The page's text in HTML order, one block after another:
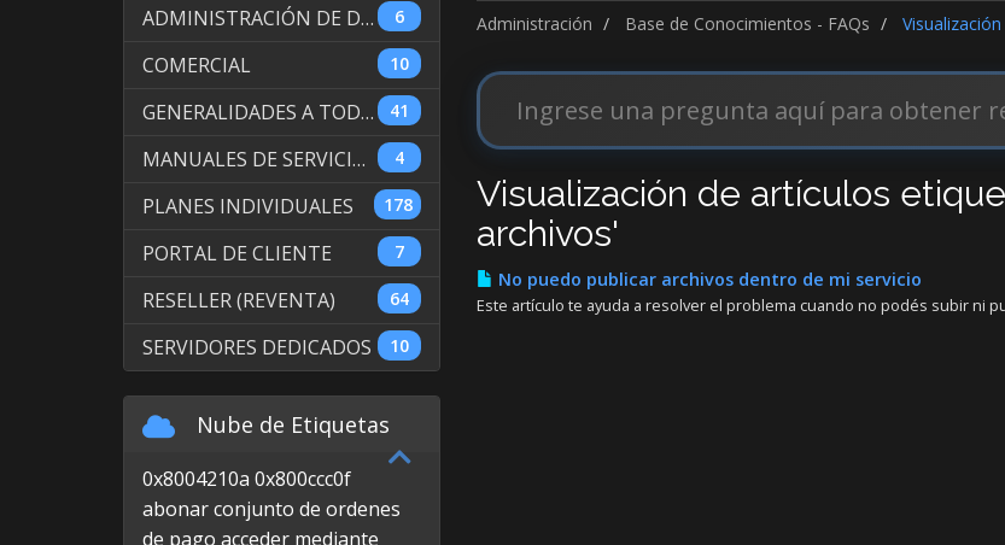
Administración Base de Conocimientos - FAQs
6
ADMINISTRACIÓN DE DOMINIOS INTERNACIONALES
10
COMERCIAL
41
GENERALIDADES A TODOS LOS SERVICIOS
4
MANUALES DE SERVICIO DE WEB HOSTING
178
PLANES INDIVIDUALES
7
PORTAL DE CLIENTE
64
RESELLER (REVENTA)
10
SERVIDORES DEDICADOS
Visualización de artículos
archivos'
No puedo publicar archivos dentro de mi servicio
Este artículo te ayuda a resolver el problema cuando no podés subir ni
Nube de Etiquetas
0x8004210a 0x800ccc0f
abonar conjunto de ordenes
de pago acceder mediante